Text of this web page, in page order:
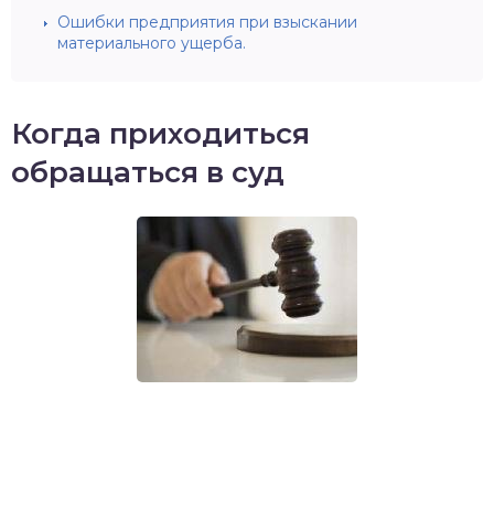
Ошибки предприятия при взыскании
материального ущерба.
Когда приходиться
обращаться в суд